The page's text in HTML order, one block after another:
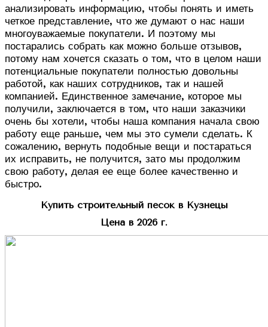
анализировать информацию, чтобы понять и иметь
четкое представление, что же думают о нас наши
многоуважаемые покупатели. И поэтому мы
постарались собрать как можно больше отзывов,
потому нам хочется сказать о том, что в целом наши
потенциальные покупатели полностью довольны
работой, как наших сотрудников, так и нашей
компанией. Единственное замечание, которое мы
получили, заключается в том, что наши заказчики
очень бы хотели, чтобы наша компания начала свою
работу еще раньше, чем мы это сумели сделать. К
сожалению, вернуть подобные вещи и постараться
их исправить, не получится, зато мы продолжим
свою работу, делая ее еще более качественно и
быстро.
Купить строительный песок в Кузнецы
Цена в 2026 г.